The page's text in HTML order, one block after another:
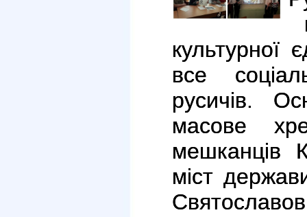
культурної
все
русичів.
масове
мешканців
міст